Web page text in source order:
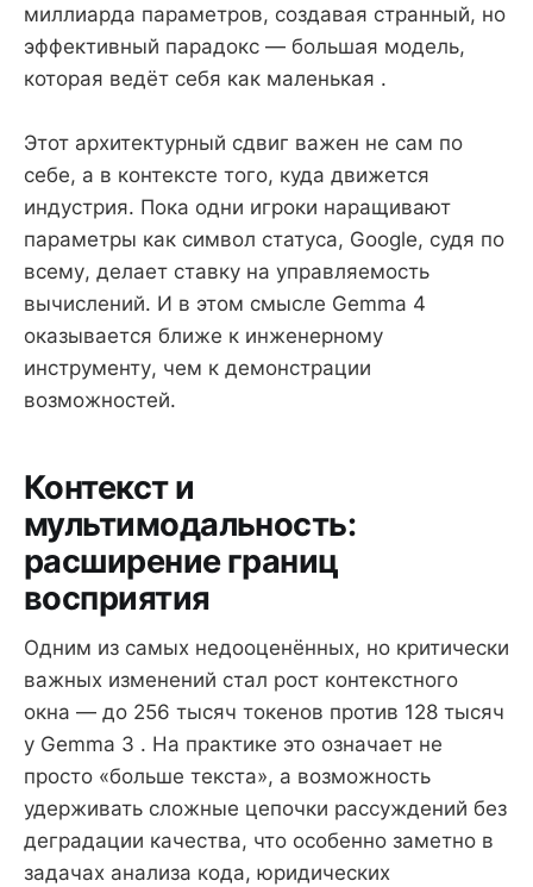
миллиарда параметров, создавая странный, но
эффективный парадокс — большая модель,
которая ведёт себя как маленькая .
Этот архитектурный сдвиг важен не сам по
себе, а в контексте того, куда движется
индустрия. Пока одни игроки наращивают
параметры как символ статуса, Google, судя по
всему, делает ставку на управляемость
вычислений. И в этом смысле Gemma 4
оказывается ближе к инженерному
инструменту, чем к демонстрации
возможностей.
Контекст и
мультимодальность:
расширение границ
восприятия
Одним из самых недооценённых, но критически
важных изменений стал рост контекстного
окна — до 256 тысяч токенов против 128 тысяч
у Gemma 3 . На практике это означает не
просто «больше текста», а возможность
удерживать сложные цепочки рассуждений без
деградации качества, что особенно заметно в
задачах анализа кода, юридических